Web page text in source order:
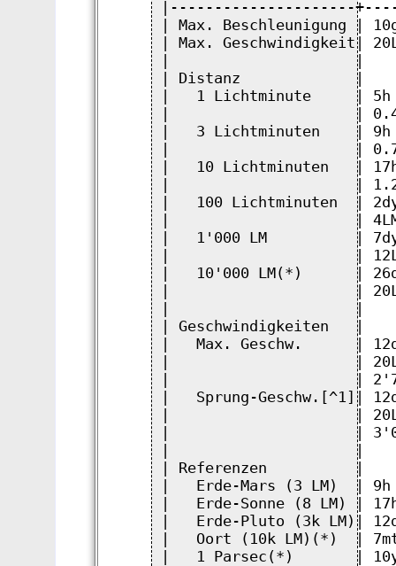
|---------------------
| Max.
| Max. Geschwindigkeit|
|                     |
| Distanz
|   1 Lichtminute     |
|                     |
|   3 Lichtminuten
|                     |
|   10 Lichtminuten
|                     |
|   100 Lichtminuten
|                     | 4LM/h
|   1'000 LM          |
|                     | 12LM/
|   10'000 LM(*)      |
|                     | 20LM/
|                     |
|
|   Max. Geschw.      |
|                     | 20LM/
|                     |
|   Sprung-
|                     | 20LM/
|                     |
|                     |
| Referenzen
|   Erde-Mars (3 LM)
|   Erde-Sonne (8
|   Erde-Pluto (3k
|   Oort (10k LM)(*)  |
|   1 Parsec(*)       |